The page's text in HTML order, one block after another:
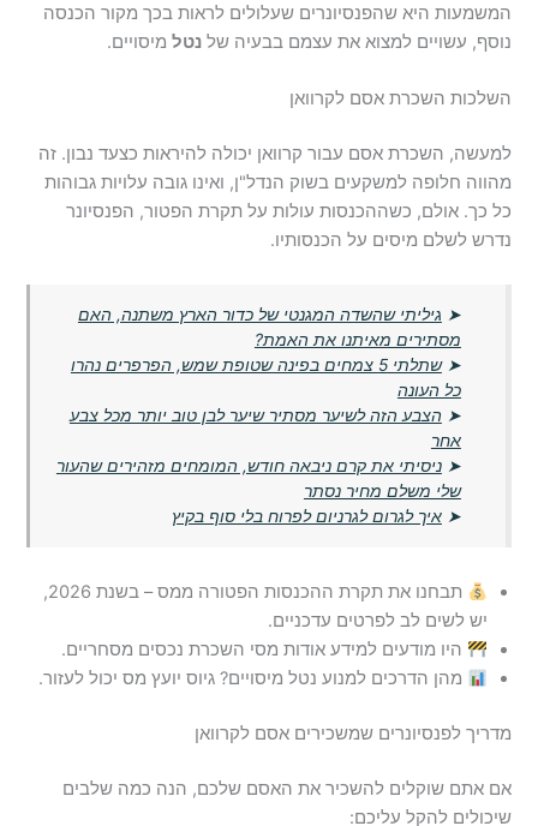
המשמעות היא שהפנסיונרים שעלולים לראות בכך מקור הכנסה
נוסף, עשויים למצוא את עצמם בבעיה שלנטל מיסויים.
השלכות השכרת אסם לקרוואן
למעשה, השכרת אסם עבור קרוואן יכולה להיראות כצעד נבון. זה
מהווה חלופה למשקעים בשוק הנדל"ן, ואינו גובה עלויות גבוהות
כל כך. אולם, כשההכנסות עולות על תקרת הפטור, הפנסיונר
נדרש לשלם מיסים על הכנסותיו.
➤ גיליתי שהשדה המגנטי של כדור הארץ משתנה, האם
מסתירים מאיתנו את האמת?
➤
שתלתי 5 צמחים בפינה שטופת שמש, הפרפרים נהרו
כל העונה
➤ הצבע הזה לשיער מסתיר שיער לבן טוב יותר מכל צבע
אחר
➤ניסיתי את קרם ניבאה חודש, המומחים מזהירים שהעור
שלי משלם מחיר נסתר
➤איך לגרום לגרניום לפרוח בלי סוף בקיץ
תבחנו את תקרת ההכנסות הפטורה ממס – בשנת 2026,
יש לשים לב לפרטים עדכניים.
היו מודעים למידע אודות מסי השכרת נכסים מסחריים.
מהן הדרכים למנוע נטל מיסויים? גיוס יועץ מס יכול לעזור.
מדריך לפנסיונרים שמשכירים אסם לקרוואן
אם אתם שוקלים להשכיר את האסם שלכם, הנה כמה שלבים
שיכולים להקל עליכם: